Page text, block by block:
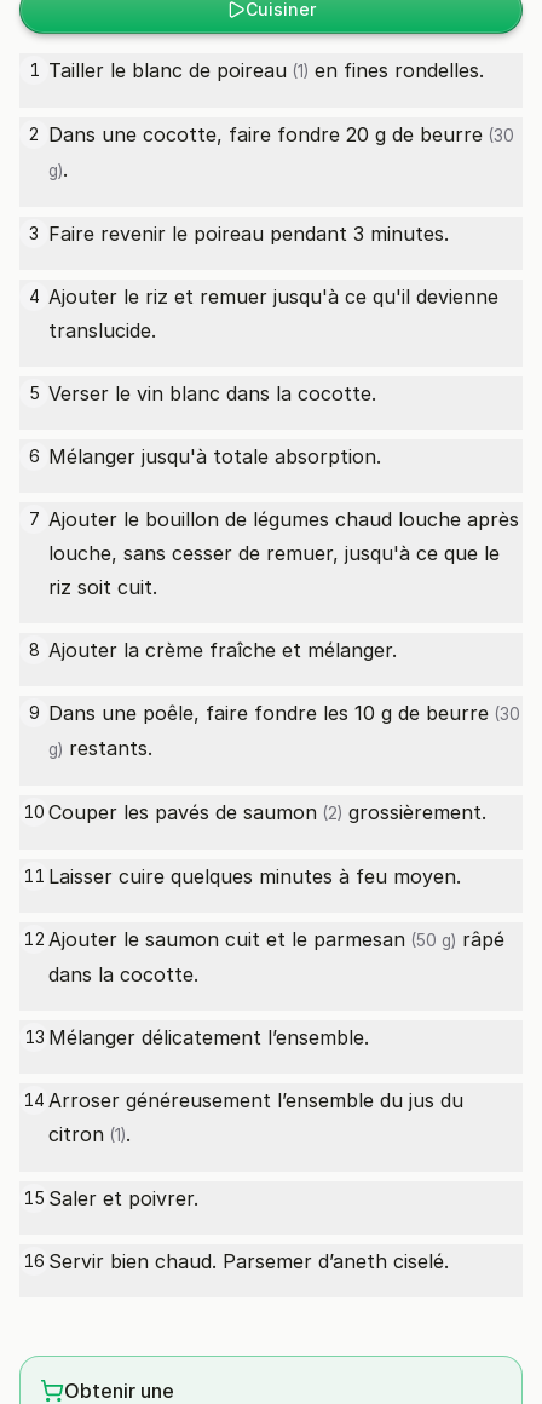
Cuisiner
1 Tailler le blanc de poireau (1) en fines rondelles.
2 Dans une cocotte, faire fondre 20 g de beurre (30
g).
3 Faire revenir le poireau pendant 3 minutes.
4 Ajouter le riz et remuer jusqu'à ce qu'il devienne
translucide.
5 Verser le vin blanc dans la cocotte.
6 Mélanger jusqu'à totale absorption.
7 Ajouter le bouillon de légumes chaud louche après
louche, sans cesser de remuer, jusqu'à ce que le
riz soit cuit.
8 Ajouter la crème fraîche et mélanger.
9 Dans une poêle, faire fondre les 10 g de beurre (30
g) restants.
10 Couper les pavés de saumon (2) grossièrement.
11 Laisser cuire quelques minutes à feu moyen.
12 Ajouter le saumon cuit et le parmesan (50 g) râpé
dans la cocotte.
13 Mélanger délicatement l’ensemble.
14 Arroser généreusement l’ensemble du jus du
citron (1).
15 Saler et poivrer.
16 Servir bien chaud. Parsemer d’aneth ciselé.
Obtenir une